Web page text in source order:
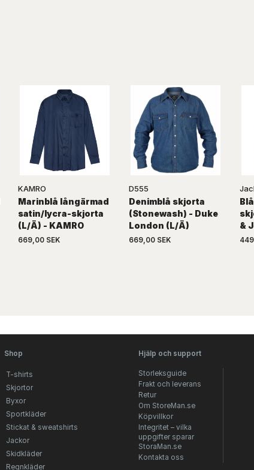
KAMRO
Marinblå långärmad
satin/lycra-skjorta
(L/Ä) - KAMRO
669,00 SEK
D555
Denimblå skjorta
(Stonewash) - Duke
London (L/Ä)
669,00 SEK
&
Shop
T-shirts
Skjortor
Byxor
Sportkläder
Stickat & sweatshirts
Jackor
Skidkläder
Regnkläder
Hjälp och support
Storleksguide
Frakt och leverans
Retur
Om StoreMan.se
Köpvillkor
Integritet – vilka
uppgifter sparar
StoraMan.se
Kontakta oss